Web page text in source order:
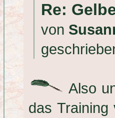
Re:
von
Also
das Training